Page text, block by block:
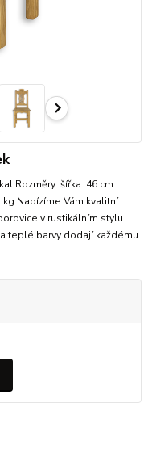
Rozměry: šířka: 46 cm
Nabízíme Vám kvalitní
v rustikálním stylu.
teplé barvy dodají každému